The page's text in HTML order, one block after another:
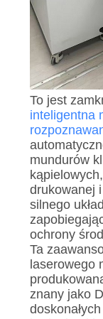
To jest
inteligentna
mundurów
drukowanej
silnego
ochrony
Ta
laserowego
znany jako